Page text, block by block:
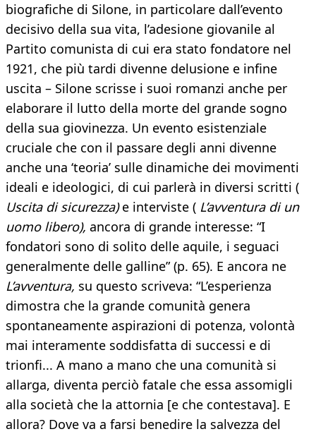
biografiche di Silone, in particolare dall’evento
decisivo della sua vita, l’adesione giovanile al
Partito comunista di cui era stato fondatore nel
1921, che più tardi divenne delusione e infine
uscita – Silone scrisse i suoi romanzi anche per
elaborare il lutto della morte del grande sogno
della sua giovinezza. Un evento esistenziale
cruciale che con il passare degli anni divenne
anche una ‘teoria’ sulle dinamiche dei movimenti
ideali e ideologici, di cui parlerà in diversi scritti (
Uscita di sicurezza)e interviste ( L’avventura di un
uomo libero), ancora di grande interesse: “I
fondatori sono di solito delle aquile, i seguaci
generalmente delle galline” (p. 65). E ancora ne
L’avventura, su questo scriveva: “L’esperienza
dimostra che la grande comunità genera
spontaneamente aspirazioni di potenza, volontà
mai interamente soddisfatta di successi e di
trionfi... A mano a mano che una comunità si
allarga, diventa perciò fatale che essa assomigli
alla società che la attornia [e che contestava]. E
allora? Dove va a farsi benedire la salvezza del